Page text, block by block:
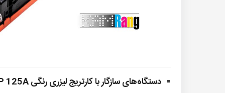
دستگاه‌های سازگار با کارتریج لیزری رنگی HP 125A